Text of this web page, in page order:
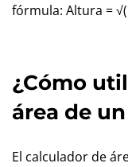
fórmula: Altura =
¿Cómo
área de
El calculador de